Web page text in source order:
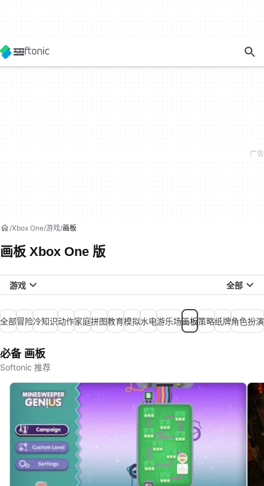
Xbox One 游戏 画板
画板 Xbox One 版
游戏 全部
全部冒险冷知识动作家庭拼图教育模拟水电游乐场画板策略纸牌角色扮演
必备 画板
Softonic 推荐